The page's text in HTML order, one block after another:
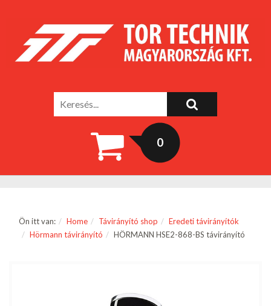
0
Ön itt van: Home Távirányító shop
Eredeti távirányítók
Hörmann távirányító
HÖRMANN HSE2-868-BS távirányító